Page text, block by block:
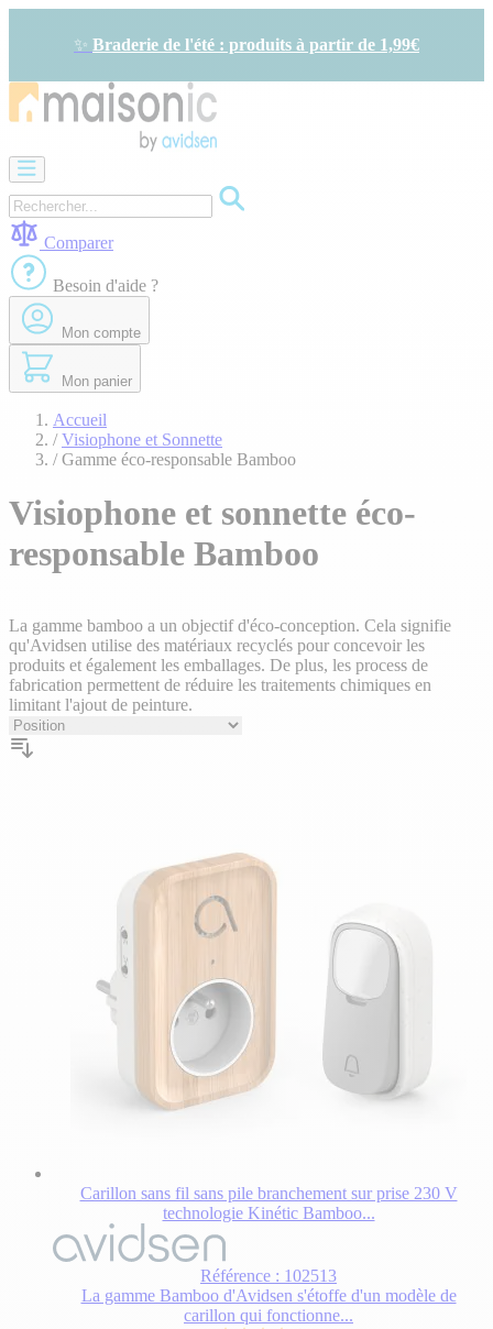
✨ Braderie de l'été : produits à partir de 1,99€
Visiophone
-
Sonnette
-
économie
d'énergie
Sécurité
Confort
de
maison
Seconde
vie
plans
Comparer
Besoin d'aide ?
Mon compte
Mon panier
Accueil
/ Visiophone et Sonnette
/ Gamme éco-responsable Bamboo
Visiophone et sonnette éco-
responsable Bamboo
La gamme bamboo a un objectif d'éco-conception. Cela signifie
qu'Avidsen utilise des matériaux recyclés pour concevoir les
produits et également les emballages. De plus, les process de
fabrication permettent de réduire les traitements chimiques en
limitant l'ajout de peinture.
Carillon sans fil sans pile branchement sur prise 230 V
technologie Kinétic Bamboo...
Référence : 102513
La gamme Bamboo d'Avidsen s'étoffe d'un modèle de
carillon qui fonctionne...